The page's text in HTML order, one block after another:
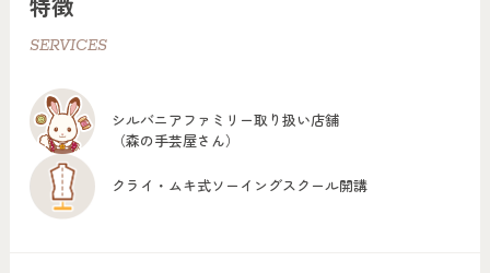
特徴
SERVICES
シルバニアファミリー取り扱い店舗
（森の手芸屋さん）
クライ・ムキ式ソーイングスクール開講